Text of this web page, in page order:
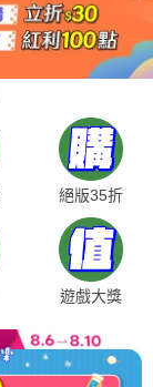
絕版35折
遊戲大獎